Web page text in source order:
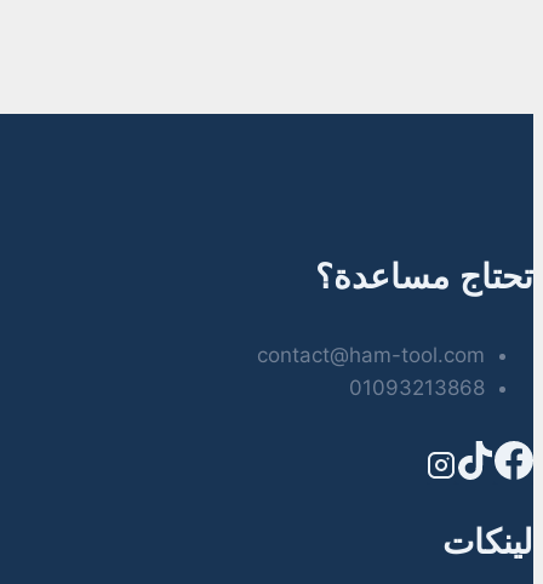
تحتاج مساعدة؟
contact@ham-tool.com
01093213868
لينكات